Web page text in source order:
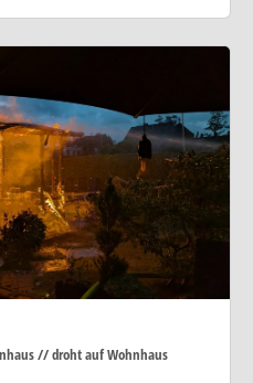
// droht auf Wohnhaus